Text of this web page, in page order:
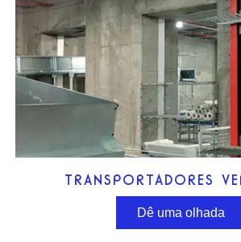
TRANSPORTADORES
Dê uma olhada